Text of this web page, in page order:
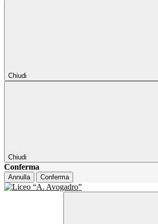
Chiudi
Chiudi
Conferma
Annulla Conferma